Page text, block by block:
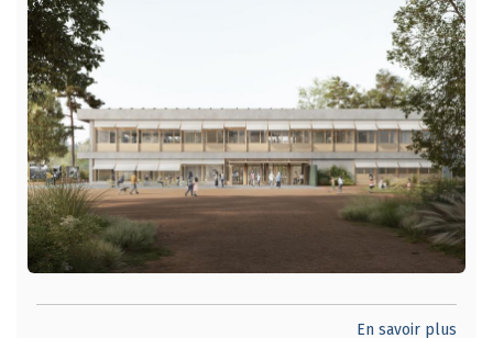
En savoir plus